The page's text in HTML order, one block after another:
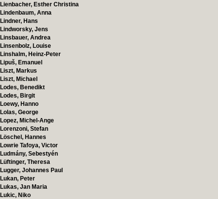
Lienbacher, Esther Christina
Lindenbaum, Anna
Lindner, Hans
Lindworsky, Jens
Linsbauer, Andrea
Linsenbolz, Louise
Linshalm, Heinz-Peter
Lipuš, Emanuel
Liszt, Markus
Liszt, Michael
Lodes, Benedikt
Lodes, Birgit
Loewy, Hanno
Lolas, George
Lopez, Michel-Ange
Lorenzoni, Stefan
Löschel, Hannes
Lowrie Tafoya, Victor
Ludmány, Sebestyén
Lüftinger, Theresa
Lugger, Johannes Paul
Lukan, Peter
Lukas, Jan Maria
Lukic, Niko